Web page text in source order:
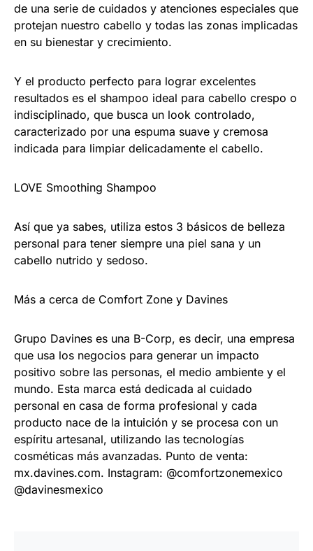
de una serie de cuidados y atenciones especiales que
protejan nuestro cabello y todas las zonas implicadas
en su bienestar y crecimiento.
Y el producto perfecto para lograr excelentes
resultados es el shampoo ideal para cabello crespo o
indisciplinado, que busca un look controlado,
caracterizado por una espuma suave y cremosa
indicada para limpiar delicadamente el cabello.
LOVE Smoothing Shampoo
Así que ya sabes, utiliza estos 3 básicos de belleza
personal para tener siempre una piel sana y un
cabello nutrido y sedoso.
Más a cerca de Comfort Zone y Davines
Grupo Davines es una B-Corp, es decir, una empresa
que usa los negocios para generar un impacto
positivo sobre las personas, el medio ambiente y el
mundo. Esta marca está dedicada al cuidado
personal en casa de forma profesional y cada
producto nace de la intuición y se procesa con un
espíritu artesanal, utilizando las tecnologías
cosméticas más avanzadas. Punto de venta:
mx.davines.com. Instagram: @comfortzonemexico
@davinesmexico